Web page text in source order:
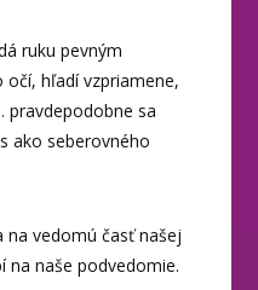
ruku pevným
hľadí vzpriamene,
pravdepodobne sa
ako seberovného
na vedomú časť našej
na naše podvedomie.